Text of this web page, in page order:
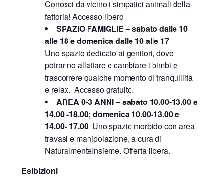
Conosci da vicino i simpatici animali della
fattoria! Accesso libero
SPAZIO FAMIGLIE – sabato dalle 10
alle 18 e domenica dalle 10 alle 17
Uno spazio dedicato ai genitori, dove
potranno allattare e cambiare i bimbi e
trascorrere qualche momento di tranquillità
e relax. Accesso gratuito.
AREA 0-3 ANNI – sabato 10.00-13.00 e
14.00 -18.00; domenica 10.00-13.00 e
14.00- 17.00 Uno spazio morbido con area
travasi e manipolazione, a cura di
NaturalmenteInsieme. Offerta libera.
Esibizioni